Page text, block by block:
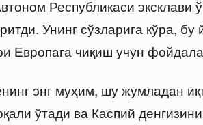
Республикаси эксклави
Унинг сўзларига кўра,
Европага чиқиш учун
энг муҳим, шу жумладан
ўтади ва Каспий